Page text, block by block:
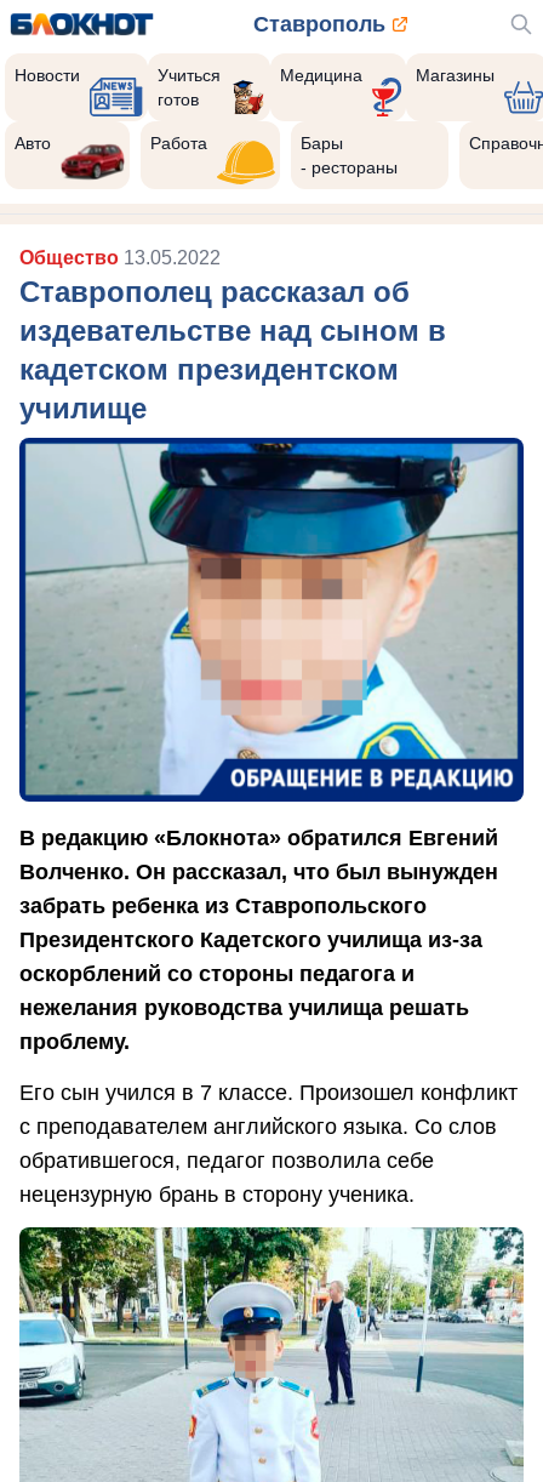
Ставрополь
Новости
Учиться
готов
Медицина Магазины
Авто Работа
Бары
- рестораны
Общество 13.05.2022
Ставрополец рассказал об
издевательстве над сыном в
кадетском президентском
училище
В редакцию «Блокнота» обратился Евгений
Волченко. Он рассказал, что был вынужден
забрать ребенка из Ставропольского
Президентского Кадетского училища из-за
оскорблений со стороны педагога и
нежелания руководства училища решать
проблему.
Его сын учился в 7 классе. Произошел конфликт
с преподавателем английского языка. Со слов
обратившегося, педагог позволила себе
нецензурную брань в сторону ученика.
Реклама закроется через: